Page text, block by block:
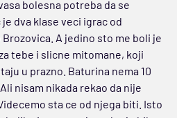
bolesna potreba da se
dva klase veci igrac od
A jedino sto me boli je
tebe i slicne mitomane, koji
u prazno. Baturina nema 10
nisam nikada rekao da nije
sta ce od njega biti. Isto